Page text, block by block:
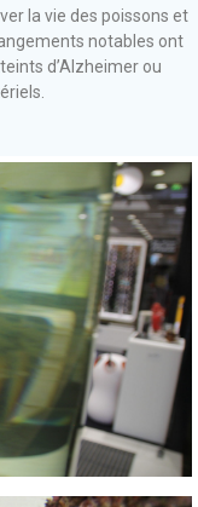
la vie des poissons et
notables ont
d’Alzheimer ou